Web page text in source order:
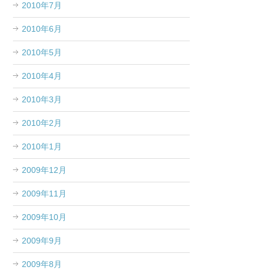
2010年7月
2010年6月
2010年5月
2010年4月
2010年3月
2010年2月
2010年1月
2009年12月
2009年11月
2009年10月
2009年9月
2009年8月